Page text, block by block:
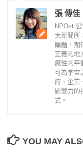
張 傳佳
NPOst
大新聞所
議題，期
正義的地
感性的平
可為宇宙
府、企業
影響力的
式。
YOU MAY